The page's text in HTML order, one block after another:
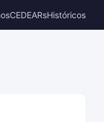
CEDEARsHistóricos